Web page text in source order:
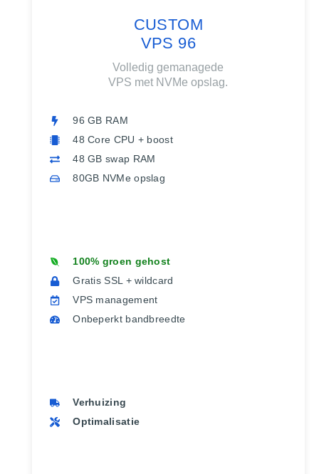
CUSTOM
VPS 96
Volledig gemanagede
VPS met NVMe opslag.
96 GB RAM
48 Core CPU + boost
48 GB swap RAM
80GB NVMe opslag
100% groen gehost
Gratis SSL + wildcard
VPS management
Onbeperkt bandbreedte
Verhuizing
Optimalisatie